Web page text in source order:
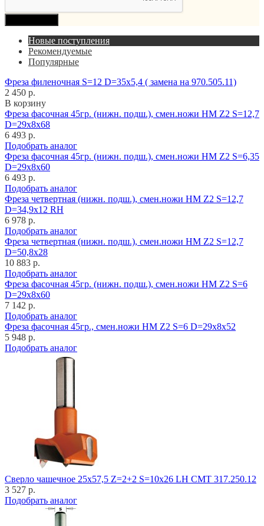
Новые поступления
Рекомендуемые
Популярные
Фреза филеночная S=12 D=35x5,4 ( замена на 970.505.11)
2 450 р.
В корзину
Фреза фасочная 45гр. (нижн. подш.), смен.ножи HM Z2 S=12,7
D=29x8x68
6 493 р.
Подобрать аналог
Фреза фасочная 45гр. (нижн. подш.), смен.ножи HM Z2 S=6,35
D=29x8x60
6 493 р.
Подобрать аналог
Фреза четвертная (нижн. подш.), смен.ножи HM Z2 S=12,7
D=34,9x12 RH
6 978 р.
Подобрать аналог
Фреза четвертная (нижн. подш.), смен.ножи HM Z2 S=12,7
D=50,8x28
10 883 р.
Подобрать аналог
Фреза фасочная 45гр. (нижн. подш.), смен.ножи HM Z2 S=6
D=29x8x60
7 142 р.
Подобрать аналог
Фреза фасочная 45гр., смен.ножи HM Z2 S=6 D=29x8x52
5 948 р.
Подобрать аналог
Cверло чашечное 25x57,5 Z=2+2 S=10x26 LH CMT 317.250.12
3 527 р.
Подобрать аналог